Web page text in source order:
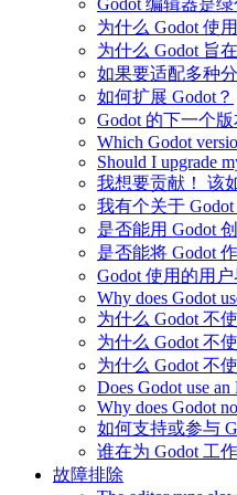
Godot 编辑器是
为什么 Godot 使
为什么 Godot 旨
如果要适配多种
如何扩展 Godot？
Godot 的下一个
Which Godot
Should I upgrade
我想要贡献！ 该
我有个关于
是否能用 Godot
是否能将 Godot
Godot 使用的用
Why does Godot
为什么 Godot 不
为什么 Godot 不
为什么 Godot 不
Does Godot use
Why does Godot
如何支持或参与
谁在为 Godot 工
故障排除